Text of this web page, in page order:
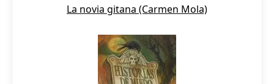
La novia gitana (Carmen Mola)